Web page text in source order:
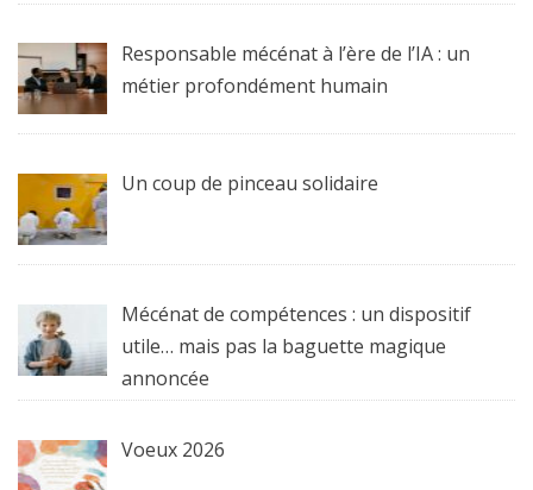
Responsable mécénat à l’ère de l’IA : un
métier profondément humain
Un coup de pinceau solidaire
Mécénat de compétences : un dispositif
utile… mais pas la baguette magique
annoncée
Voeux 2026